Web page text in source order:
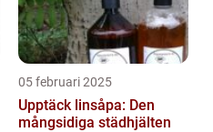
05 februari 2025
Upptäck linsåpa: Den
mångsidiga städhjälten